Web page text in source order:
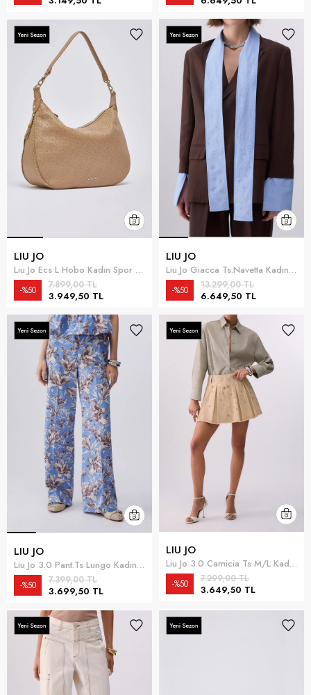
LIU JO
Liu Jo Ecs L Hobo Kadın Spor Çantası Çok Renkli
3.949,50 TL
7.899,00 TL
%50
LIU JO
Liu Jo Giacca Ts.Navetta Kadın Blazer Ceket Çok Renkli
6.649,50 TL
13.299,00 TL
%50
LIU JO
Liu Jo 3.0 Pant.Ts Lungo Kadın Pantolon Çok Renkli
3.699,50 TL
7.399,00 TL
%50
LIU JO
Liu Jo 3.0 Camicia Ts M/L Kadın Gömlek Gri
3.649,50 TL
7.299,00 TL
%50